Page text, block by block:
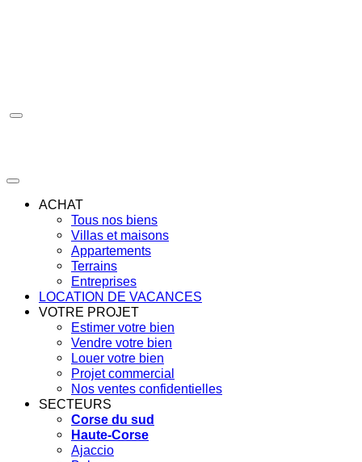
ACHAT
Tous nos biens
Villas et maisons
Appartements
Terrains
Entreprises
LOCATION DE VACANCES
VOTRE PROJET
Estimer votre bien
Vendre votre bien
Louer votre bien
Projet commercial
Nos ventes confidentielles
SECTEURS
Corse du sud
Haute-Corse
Ajaccio